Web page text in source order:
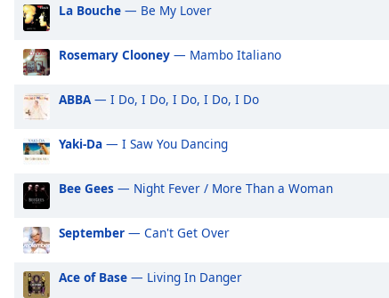
opens
subtitles
settings
dialog
subtitles
off
Track
in-
Picture
This
La Bouche — Be My Lover
Rosemary Clooney — Mambo Italiano
ABBA— I Do, I Do, I Do, I Do, I Do
Yaki-Da — I Saw You Dancing
Bee Gees — Night Fever / More Than a Woman
September — Can't Get Over
Ace of Base — Living In Danger